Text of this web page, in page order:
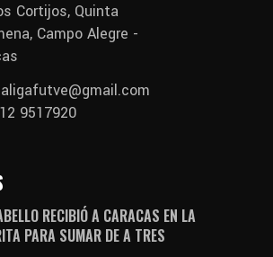
Cortijos, Quinta
Campo Alegre -
9517920
RECIBIÓ A CARACAS EN LA
PARA SUMAR DE A TRES